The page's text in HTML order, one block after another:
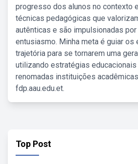
progresso dos alunos no contexto
técnicas pedagógicas que
autênticas e são impulsionadas
entusiasmo. Minha meta é guiar os
trajetória para se tornarem uma
utilizando estratégias
renomadas instituições
fdp.aau.edu.et.
Top Post